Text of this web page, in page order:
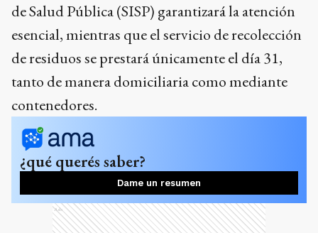
de Salud Pública (SISP) garantizará la atención
esencial, mientras que el servicio de recolección
de residuos se prestará únicamente el día 31,
tanto de manera domiciliaria como mediante
contenedores.
¿qué querés saber?
Dame un resumen
Ads